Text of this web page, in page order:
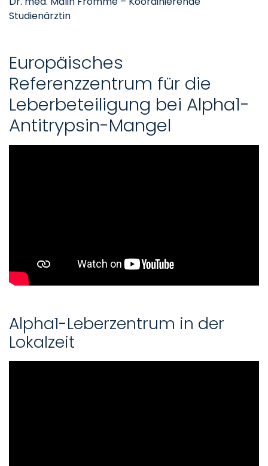
Studienärztin
Europäisches
Referenzzentrum für die
Leberbeteiligung bei Alpha1-
Antitrypsin-Mangel
Alpha1-Leberzentrum in der
Lokalzeit